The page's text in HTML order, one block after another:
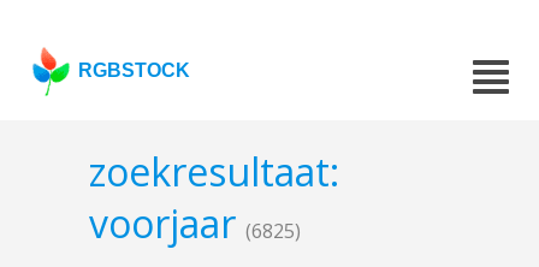
RGBSTOCK
zoekresultaat:
voorjaar (6825)